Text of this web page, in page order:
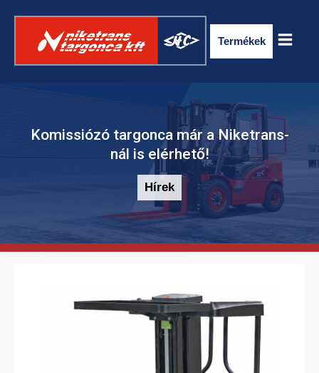
Termékek
ELEKTROMOS RAKLAPSZÁLLÍTÓ
TARGONCA
Komissiózó targonca már a Niketrans-
nál is elérhető!
Hírek